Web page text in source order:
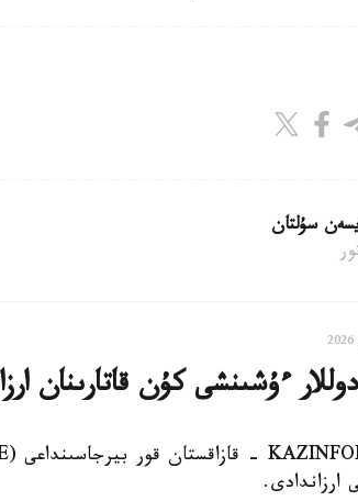
سۇلتان
ءۇشىنشى كۇن قاتارىنان
ارزاندادى.